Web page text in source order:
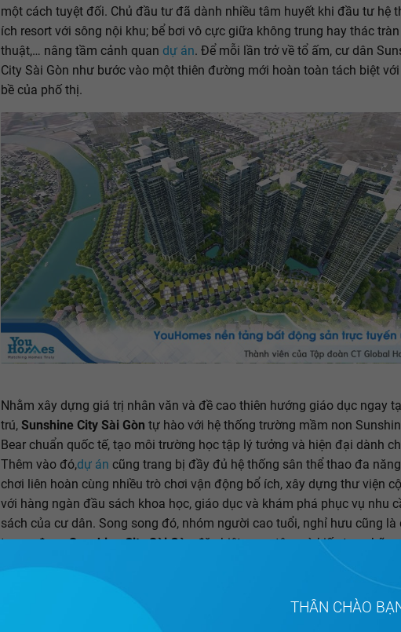
một cách tuyệt đối. Chủ đầu tư đã dành nhiều tâm huyết khi đầu tư hệ
ích resort với sông nội khu; bể bơi vô cực giữa không trung hay thác
thuật,… nâng tầm cảnh quan dự án. Để mỗi lần trở về tổ ấm, cư dân
City Sài Gòn như bước vào một thiên đường mới hoàn toàn tách biệt
bề của phố thị.
Nhằm xây dựng giá trị nhân văn và đề cao thiên hướng giáo dục ngay
trú, Sunshine City Sài Gòn tự hào với hệ thống trường mầm non
Bear chuẩn quốc tế, tạo môi trường học tập lý tưởng và hiện đại dành
Thêm vào đó,dự án cũng trang bị đầy đủ hệ thống sân thể thao đa
chơi liên hoàn cùng nhiều trò chơi vận động bổ ích, xây dựng thư viện
với hàng ngàn đầu sách khoa học, giáo dục và khám phá phục vụ nhu
sách của cư dân. Song song đó, nhóm người cao tuổi, nghỉ hưu cũng là
tượng đượcSunshine City Sài Gònđặc biệt quan tâm và kiến tạo
giản đơn nhưng hết sức thiết thực. Với đường dạo bộ trên không - Cầu
có thể di chuyển, vãn cảnh sớm hay chiều mát, kết hợp cùng vườn hoa
xanh tươi, êm dịu giữa bầu không khí xanh sạch, cảm nhận được "chất
THÂN CHÀO